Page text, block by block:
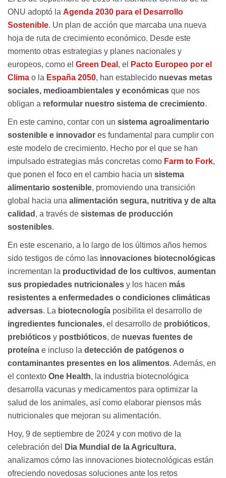
ONU adoptó la Agenda 2030 para el Desarrollo
Sostenible. Un plan de acción que marcaba una nueva
hoja de ruta de crecimiento económico. Desde este
momento otras estrategias y planes nacionales y
europeos, como el Green Deal , el
Pacto Europeo por el
Clima o la España 2050, han establecido nuevas metas
sociales, medioambientales y económicas que nos
obligan a reformular nuestro sistema de crecimiento.
En este camino, contar con un sistema agroalimentario
sostenible e innovador es fundamental para cumplir con
este modelo de crecimiento. Hecho por el que se han
impulsado estrategias más concretas como Farm to Fork,
que ponen el foco en el cambio hacia un sistema
alimentario sostenible, promoviendo una transición
global hacia una alimentación segura, nutritiva y de alta
calidad , a través de sistemas de producción
sostenibles.
En este escenario, a lo largo de los últimos años hemos
sido testigos de cómo las innovaciones biotecnológicas
incrementan la productividad de los cultivos, aumentan
sus propiedades nutricionales y los hacen más
resistentes a enfermedades o condiciones climáticas
adversas. La biotecnología posibilita el desarrollo de
ingredientes funcionales, el desarrollo de probióticos,
prebióticos y postbióticos, de nuevas fuentes de
proteína e incluso la detección de patógenos o
contaminantes presentes en los alimentos. Además, en
el contexto One Health, la industria biotecnológica
desarrolla vacunas y medicamentos para optimizar la
salud de los animales, así como elaborar piensos más
nutricionales que mejoran su alimentación.
Hoy, 9 de septiembre de 2024 y con motivo de la
celebración del
Dia Mundial de la Agricultura,
analizamos cómo las innovaciones biotecnológicas están
ofreciendo novedosas soluciones ante los retos